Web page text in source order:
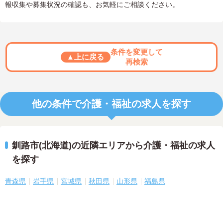
報収集や募集状況の確認も、お気軽にご相談ください。
▲上に戻る
条件を変更して
再検索
他の条件で介護・福祉の求人を探す
釧路市(北海道)の近隣エリアから介護・福祉の求人
を探す
青森県 岩手県 宮城県 秋田県 山形県 福島県